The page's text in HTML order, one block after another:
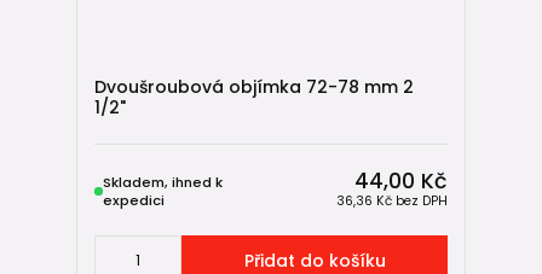
Dvoušroubová objímka 72-78 mm 2
1/2"
44,00 Kč
36,36 Kč bez DPH
Skladem, ihned k
expedici
Přidat do košíku